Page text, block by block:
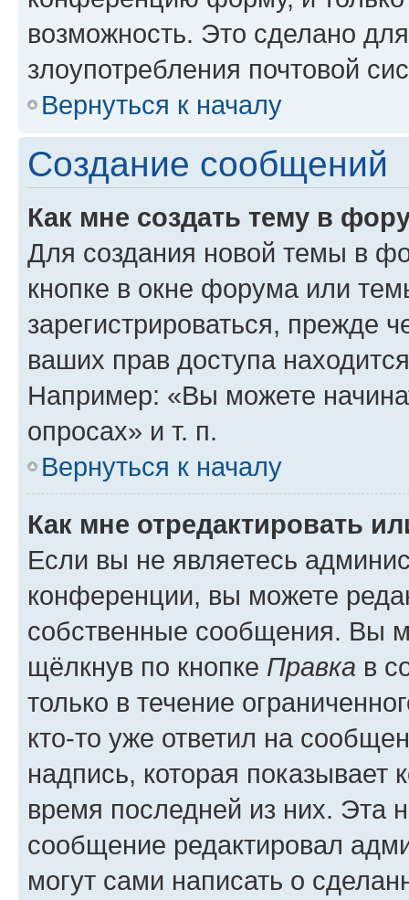
возможность. Это сделано
злоупотребления почтовой
Вернуться к началу
Создание сообщений
Как мне создать тему в
Для создания новой темы в
кнопке в окне форума или
зарегистрироваться, прежде
ваших прав доступа
Например: «Вы можете
опросах» и т. п.
Вернуться к началу
Как мне отредактировать
Если вы не являетесь
конференции, вы можете
собственные сообщения. Вы
щёлкнув по кнопке Правка в
только в течение
кто-то уже ответил на
надпись, которая показывает
время последней из них. Эта
сообщение редактировал
могут сами написать о